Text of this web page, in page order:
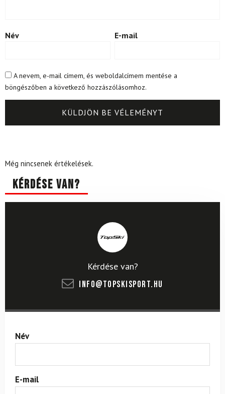
Név E-mail
A nevem, e-mail címem, és weboldalcímem mentése a
böngészőben a következő hozzászólásomhoz.
Még nincsenek értékelések.
Kérdése van?
Kérdése van?
info@topskisport.hu
Név
E-mail